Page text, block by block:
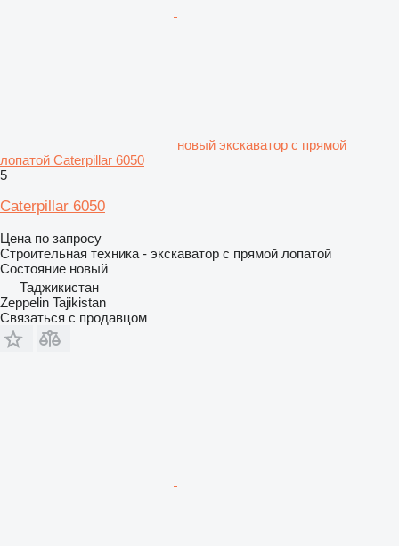
новый экскаватор с прямой
лопатой Caterpillar 6050
5
Caterpillar 6050
Цена по запросу
Строительная техника - экскаватор с прямой лопатой
Состояние новый
Таджикистан
Zeppelin Tajikistan
Связаться с продавцом